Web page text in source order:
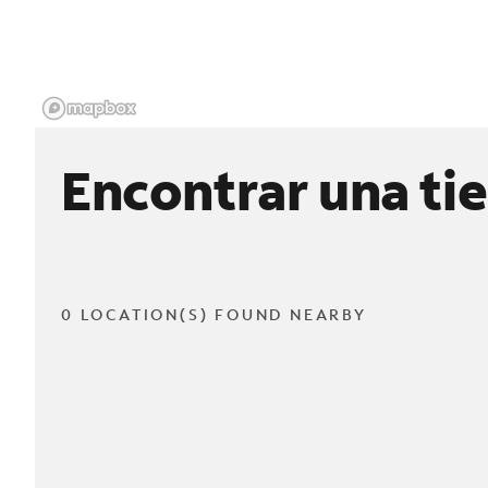
Encontrar una
0 LOCATION(S) FOUND NEARBY